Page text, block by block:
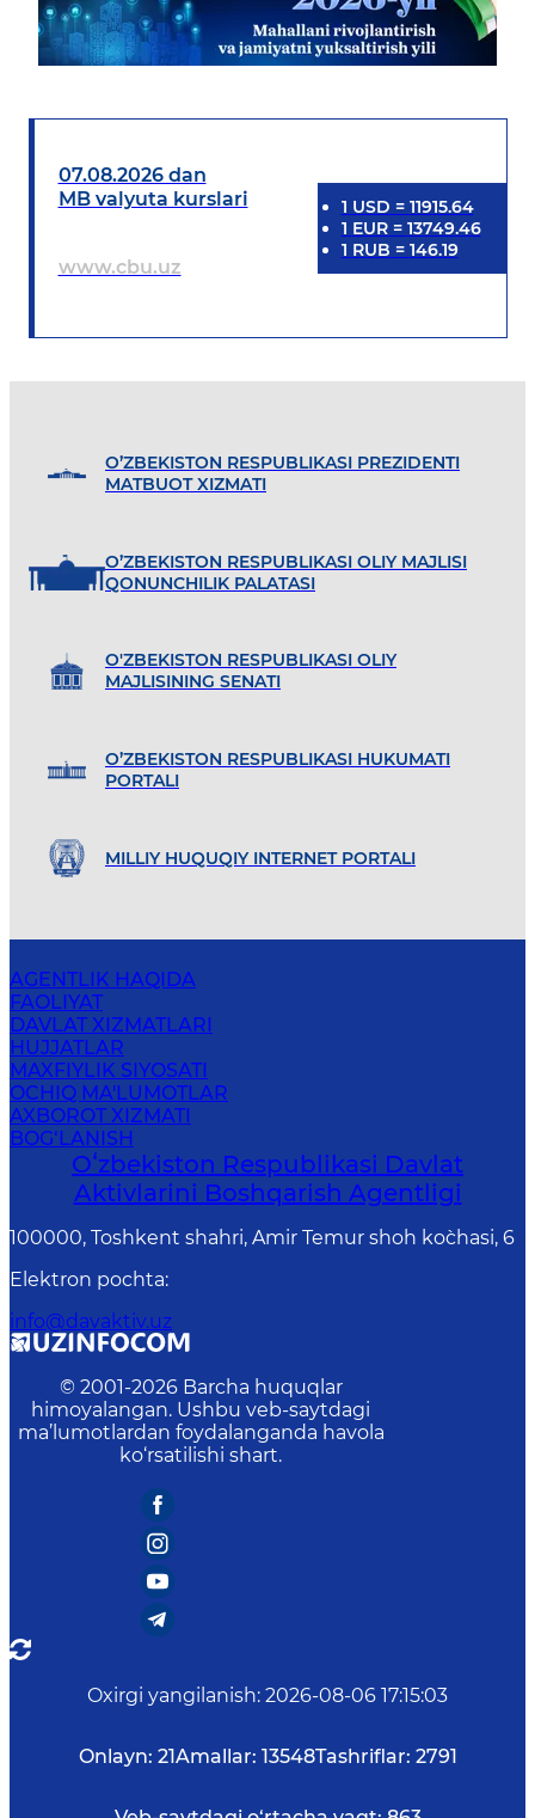
07.08.2026 dan
MB valyuta kurslari
www.cbu.uz
1 USD = 11915.64
1 EUR= 13749.46
1 RUB = 146.19
O’ZBEKISTON RESPUBLIKASI PREZIDENTI
MATBUOT XIZMATI
O’ZBEKISTON RESPUBLIKASI OLIY MAJLISI
QONUNCHILIK PALATASI
O'ZBEKISTON RESPUBLIKASI OLIY
MAJLISINING SENATI
O’ZBEKISTON RESPUBLIKASI HUKUMATI
PORTALI
MILLIY HUQUQIY INTERNET PORTALI
AGENTLIK HAQIDA
FAOLIYAT
DAVLAT XIZMATLARI
HUJJATLAR
MAXFIYLIK SIYOSATI
OCHIQ MA'LUMOTLAR
AXBOROT XIZMATI
BOG‘LANISH
Oʻzbekiston Respublikasi Davlat
Aktivlarini Boshqarish Agentligi
100000, Toshkent shahri, Amir Temur shoh ko`chasi, 6
Elektron pochta:
info@davaktiv.uz
© 2001-2026 Barcha huquqlar
himoyalangan. Ushbu veb-saytdagi
ma’lumotlardan foydalanganda havola
ko‘rsatilishi shart.
Oxirgi yangilanish: 2026-08-06 17:15:03
Onlayn: 21Amallar: 13548Tashriflar: 2791